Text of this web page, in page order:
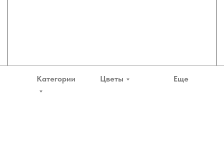
Категории Еще
Цветы